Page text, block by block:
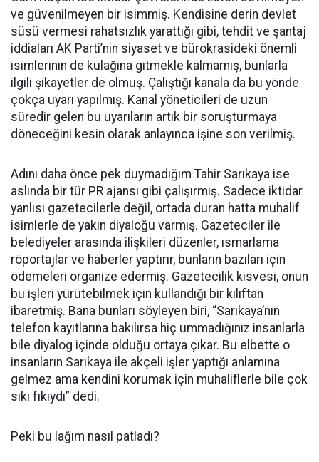
ve güvenilmeyen bir isimmiş. Kendisine derin devlet
süsü vermesi rahatsızlık yarattığı gibi, tehdit ve şantaj
iddiaları AK Parti’nin siyaset ve bürokrasideki önemli
isimlerinin de kulağına gitmekle kalmamış, bunlarla
ilgili şikayetler de olmuş. Çalıştığı kanala da bu yönde
çokça uyarı yapılmış. Kanal yöneticileri de uzun
süredir gelen bu uyarıların artık bir soruşturmaya
döneceğini kesin olarak anlayınca işine son verilmiş.
Adını daha önce pek duymadığım Tahir Sarıkaya ise
aslında bir tür PR ajansı gibi çalışırmış. Sadece iktidar
yanlısı gazetecilerle değil, ortada duran hatta muhalif
isimlerle de yakın diyaloğu varmış. Gazeteciler ile
belediyeler arasında ilişkileri düzenler, ısmarlama
röportajlar ve haberler yaptırır, bunların bazıları için
ödemeleri organize edermiş. Gazetecilik kisvesi, onun
bu işleri yürütebilmek için kullandığı bir kılıftan
ibaretmiş. Bana bunları söyleyen biri, “Sarıkaya’nın
telefon kayıtlarına bakılırsa hiç ummadığınız insanlarla
bile diyalog içinde olduğu ortaya çıkar. Bu elbette o
insanların Sarıkaya ile akçeli işler yaptığı anlamına
gelmez ama kendini korumak için muhaliflerle bile çok
sıkı fıkıydı” dedi.
Peki bu lağım nasıl patladı?